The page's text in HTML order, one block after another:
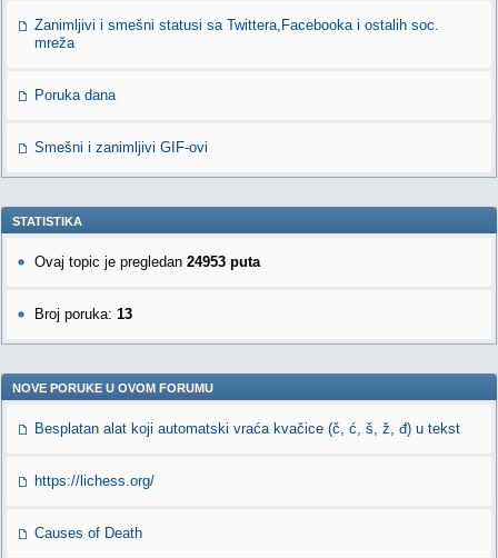
Zanimljivi i smešni statusi sa Twittera,Facebooka i ostalih soc.
mreža
Poruka dana
Smešni i zanimljivi GIF-ovi
STATISTIKA
Ovaj topic je pregledan 24953 puta
Broj poruka: 13
NOVE PORUKE U OVOM FORUMU
Besplatan alat koji automatski vraća kvačice (č, ć, š, ž, đ) u tekst
https://lichess.org/
Causes of Death